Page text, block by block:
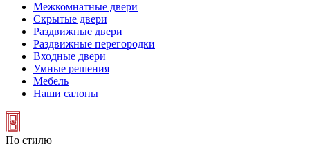
Межкомнатные двери
Скрытые двери
Раздвижные двери
Раздвижные перегородки
Входные двери
Умные решения
Мебель
Наши салоны
По стилю